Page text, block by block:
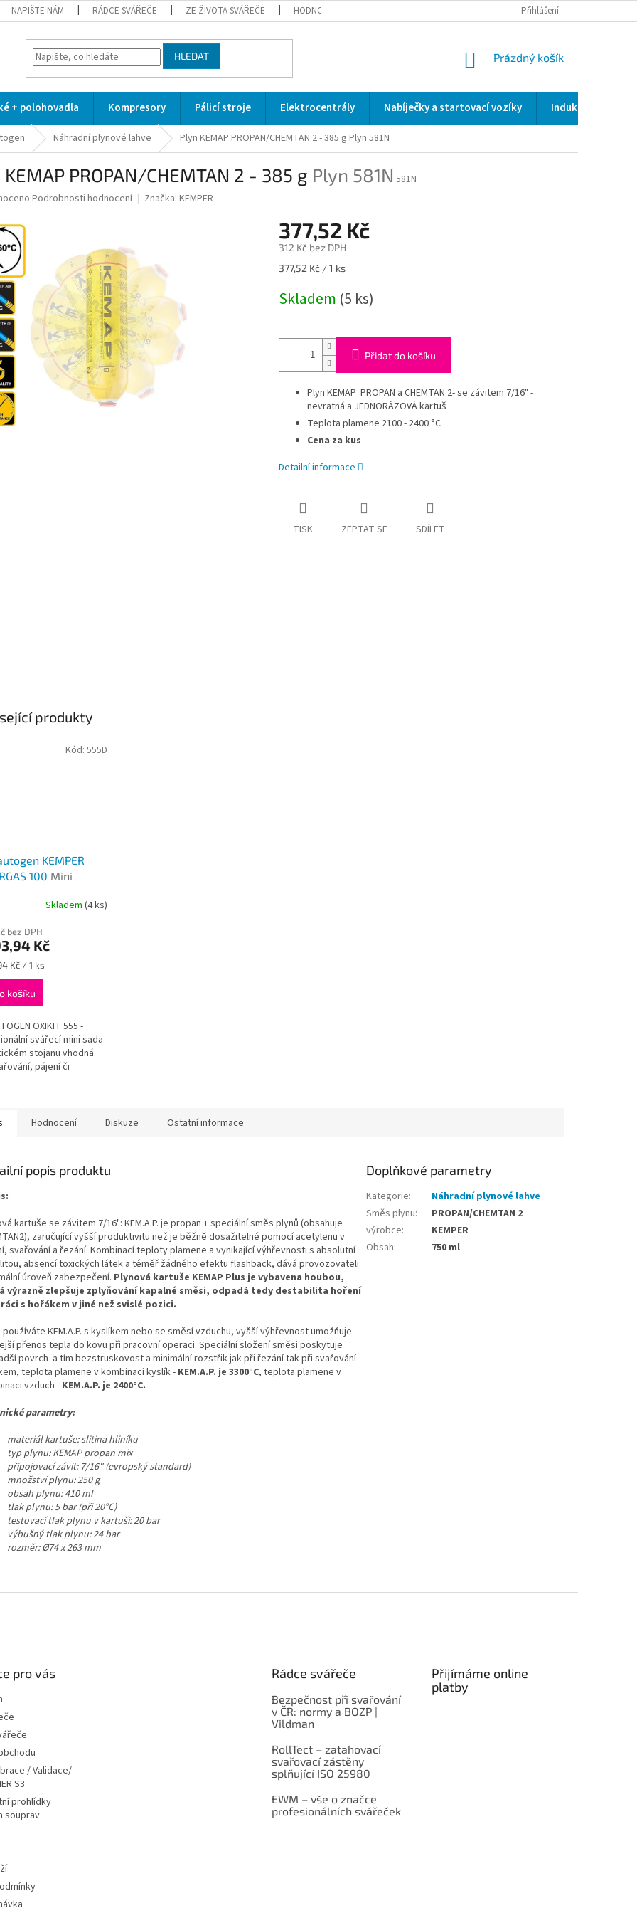
NAPIŠTE NÁM RÁDCE SVÁŘEČE ZE ŽIVOTA SVÁŘEČE HODNOCENÍ OBCHODU SERVIS / KALIBRACE / VALIDACE/ WELDSCANNER S3
Přihlášení
HLEDAT
NÁKUPNÍ
Prázdný košík
+ polohovadla Kompresory Pálicí stroje Elektrocentrály Nabíječky a startovací vozíky Indukční a
Náhradní plynové lahve Plyn KEMAP PROPAN/CHEMTAN 2 - 385 g Plyn 581N
PROPAN/CHEMTAN 2 - 385 g Plyn 581N 581N
Podrobnosti hodnocení Značka: KEMPER
377,52 Kč
312 Kč bez DPH
Měrná
377,52 Kč / 1 ks
Skladem (5 ks)
Přidat do košíku
Plyn KEMAP PROPAN a CHEMTAN 2- se závitem 7/16" -
nevratná a JEDNORÁZOVÁ kartuš
Teplota plamene 2100 - 2400 °C
Cena za kus
Detailní informace
TISK ZEPTAT SE SDÍLET
produkty
KEMPER
100 Mini
Skladem (4 ks)
bez DPH
Kč
Kč / 1 ks
košíku
OXIKIT 555 -
svářecí mini sada
stojanu vhodná
pájení či
Kód: 555D
Hodnocení Diskuze Ostatní informace
popis produktu
kartuše se závitem 7/16": KEM.A.P. je propan + speciální směs plynů (obsahuje
zaručující vyšší produktivitu než je běžně dosažitelné pomocí acetylenu v
svařování a řezání. Kombinací teploty plamene a vynikající výhřevnosti s absolutní
absencí toxických látek a téměř žádného efektu flashback, dává provozovateli
úroveň zabezpečení. Plynová kartuše KEMAP Plus je vybavena houbou,
výrazně zlepšuje zplyňování kapalné směsi, odpadá tedy destabilita hoření
s hořákem v jiné než svislé pozici.
používáte KEM.A.P. s kyslíkem nebo se směsí vzduchu, vyšší výhřevnost umožňuje
přenos tepla do kovu při pracovní operaci. Speciální složení směsi poskytuje
povrch a tím bezstruskovost a minimální rozstřik jak při řezání tak při svařování
teplota plamene v kombinaci kyslík -KEM.A.P. je 3300°C, teplota plamene v
vzduch -KEM.A.P. je 2400°C.
parametry:
materiál kartuše: slitina hliníku
typ plynu: KEMAP propan mix
připojovací závit: 7/16" (evropský standard)
množství plynu: 250 g
obsah plynu: 410 ml
tlak plynu: 5 bar (při 20°C)
testovací tlak plynu v kartuši: 20 bar
výbušný tlak plynu: 24 bar
rozměr: Ø74 x 263 mm
Doplňkové parametry
Kategorie:
Náhradní plynové lahve
Směs plynu:
PROPAN/CHEMTAN 2
výrobce:
KEMPER
Obsah: 750 ml
pro vás
/ Validace/
S3
prohlídky
souprav
Rádce svářeče
Bezpečnost při svařování
v ČR: normy a BOZP |
Vildman
RollTect – zatahovací
svařovací zástěny
splňující ISO 25980
EWM – vše o značce
profesionálních svářeček
Přijímáme online
platby